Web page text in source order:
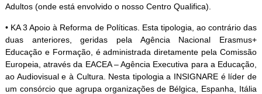
Adultos (onde está envolvido o nosso Centro Qualifica).
• KA 3 Apoio à Reforma de Políticas. Esta tipologia, ao contrário das
duas anteriores, geridas pela Agência Nacional Erasmus+
Educação e Formação, é administrada diretamente pela Comissão
Europeia, através da EACEA – Agência Executiva para a Educação,
ao Audiovisual e à Cultura. Nesta tipologia a INSIGNARE é líder de
um consórcio que agrupa organizações de Bélgica, Espanha, Itália